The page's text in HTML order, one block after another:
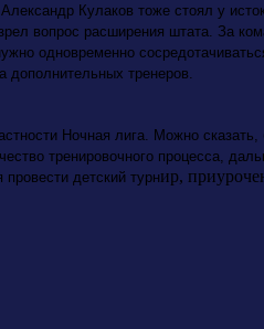
Кулаков тоже стоял у
вопрос расширения штата. За
одновременно
тренеров.
Ночная лига. Можно
тренировочного процесса,
детский турнир,